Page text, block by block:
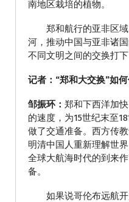
南地区栽培的植物。
郑和航行的亚非区域
河，推动中国与亚非诸
不同文明之间的交换打下
记者：“郑和大交换”如
邹振环： 郑和下西洋加
的速度，为15世纪末至
做了交通准备。西方传
明清中国人重新理解世
全球大航海时代的到来
备。
如果说哥伦布远航开